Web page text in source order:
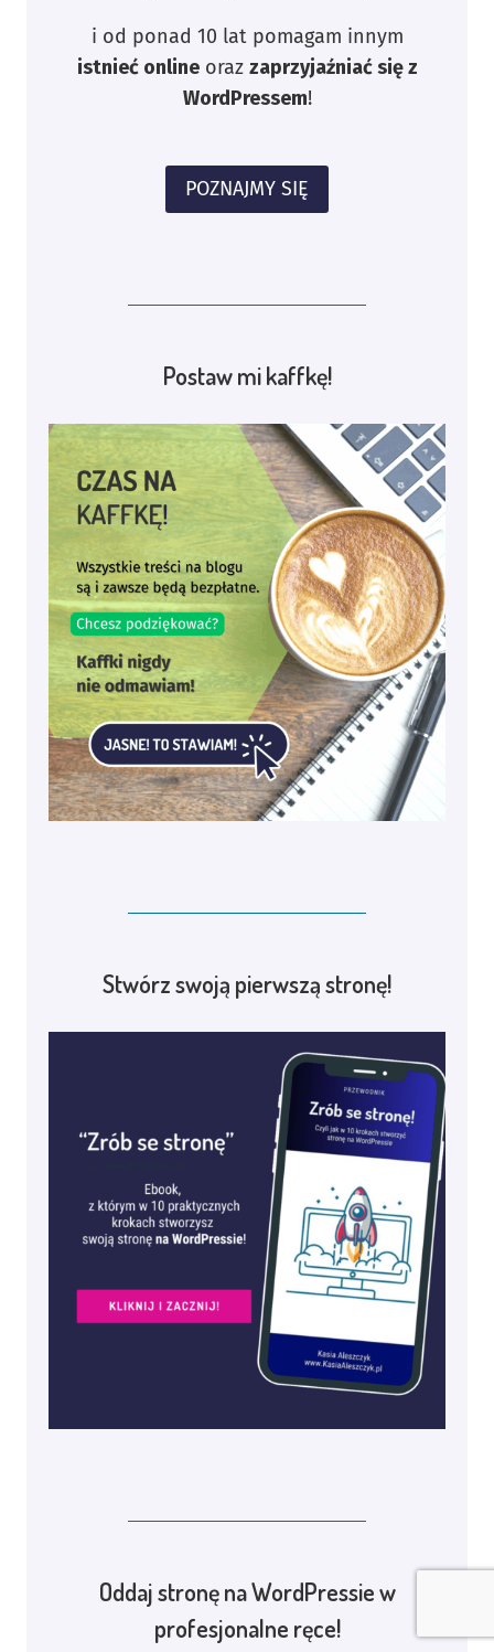
i od ponad 10 lat pomagam innym
istnieć onlineoraz zaprzyjaźniać się z
WordPressem!
POZNAJMY SIĘ
Postaw mi kaffkę!
Stwórz swoją pierwszą stronę!
Oddaj stronę na WordPressie w
profesjonalne ręce!